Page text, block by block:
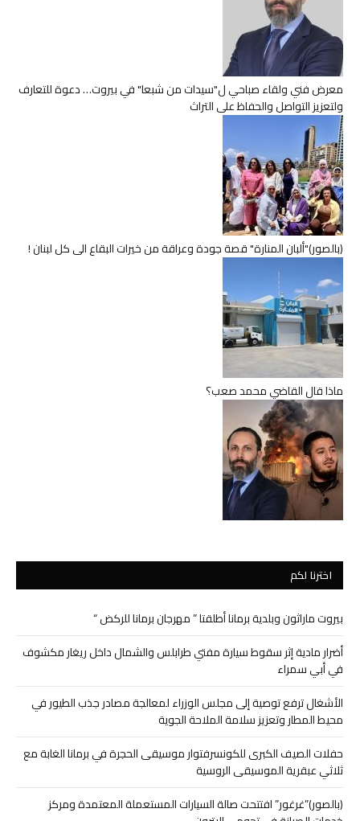
معرض فني ولقاء صباحي ل"سيدات من شبعا" في بيروت… دعوة للتعارف
ولتعزيز التواصل والحفاظ على التراث
(بالصور)"ألبان المنارة" قصة جودة وعراقة من خيرات البقاع الى كل لبنان !
ماذا قال القاضي محمد صعب؟
اخترنا لكم
بيروت ماراثون وبلدية برمانا أطلقتا ” مهرجان برمانا للركض “
أضرار مادية إثر سقوط سيارة مفتي طرابلس والشمال داخل ريغار مكشوف
في أبي سمراء
الأشغال ترفع توصية إلى مجلس الوزراء لمعالجة مصادر جذب الطيور في
محيط المطار وتعزيز سلامة الملاحة الجوية
حفلات الصيف الكبرى للكونسرفتوار موسيقى الحجرة في برمانا الغابة مع
ثلاثي عبقرية الموسيقى الروسية
(بالصور)”غرغور” افتتحت صالة السيارات المستعملة المعتمدة ومركز